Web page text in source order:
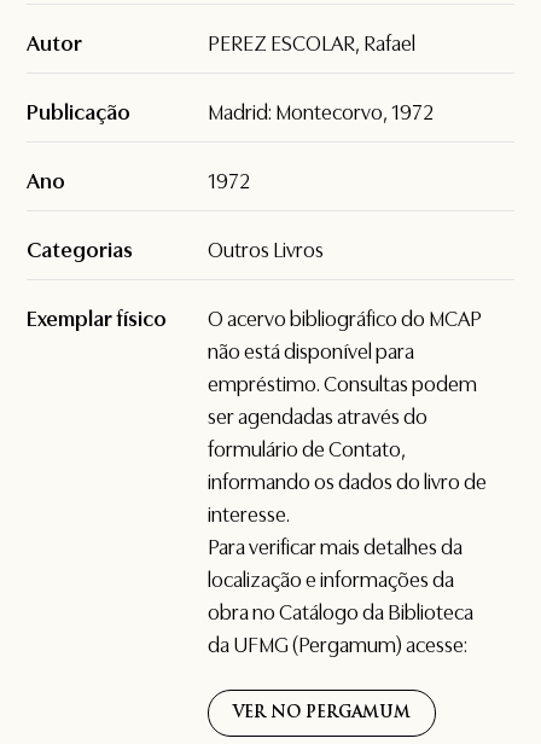
Autor PEREZ ESCOLAR, Rafael
Publicação Madrid: Montecorvo, 1972
Ano 1972
Categorias Outros Livros
Exemplar físico
O acervo bibliográfico do MCAP
não está disponível para
empréstimo. Consultas podem
ser agendadas através do
formulário deContato,
informando os dados do livro de
interesse.
Para verificar mais detalhes da
localização e informações da
obra no Catálogo da Biblioteca
da UFMG (Pergamum) acesse:
VER NO PERGAMUM